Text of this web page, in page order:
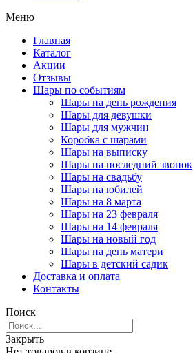
Меню
Главная
Каталог
Акции
Отзывы
Шары по событиям
Шары на день рождения
Шары для девушки
Шары для мужчин
Коробка с шарами
Шары на выписку
Шары на последний звонок
Шары на свадьбу
Шары на юбилей
Шары на 8 марта
Шары на 23 февраля
Шары на 14 февраля
Шары на новый год
Шары на день матери
Шары в детский садик
Доставка и оплата
Контакты
Поиск
Закрыть